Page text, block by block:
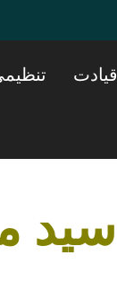
قیادت
سید